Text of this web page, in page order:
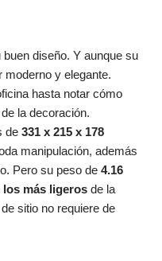
diseño. Y aunque su
moderno y elegante.
hasta notar cómo
la decoración.
de 331 x 215 x 178
manipulación, además
Pero su peso de 4.16
los más ligeros de la
sitio no requiere de